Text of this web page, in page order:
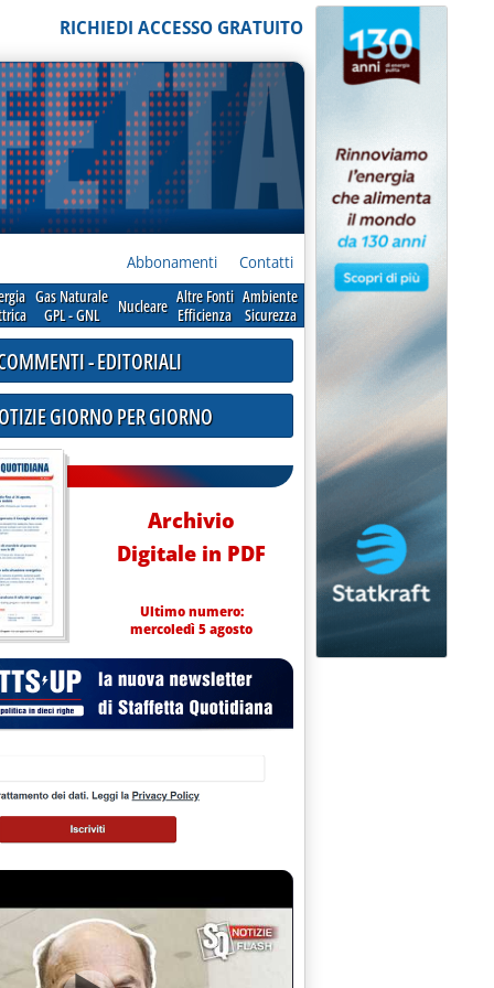
RICHIEDI ACCESSO GRATUITO
Abbonamenti Contatti
Gas Naturale
GPL - GNL
Nucleare Altre Fonti
Efficienza
Ambiente
Sicurezza
alle 0.0.
CON LIBIA E IRAQ: IN CORSO IMPORTANTI
1997 alle 0.0.
- EDITORIALI
GIORNO PER GIORNO
Archivio
Digitale in PDF
Ultimo numero:
mercoledì 5 agosto